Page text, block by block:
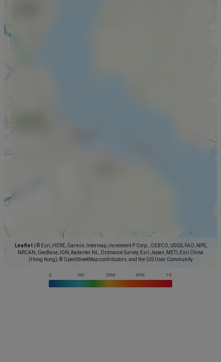
Leaflet
© Esri, HERE, Garmin, Intermap, increment P Corp., GEBCO, USGS, FAO, NPS,
NRCAN, GeoBase, IGN, Kadaster NL, Ordnance Survey, Esri Japan, METI, Esri China
(Hong Kong), © OpenStreetMap contributors, and the GIS User Community